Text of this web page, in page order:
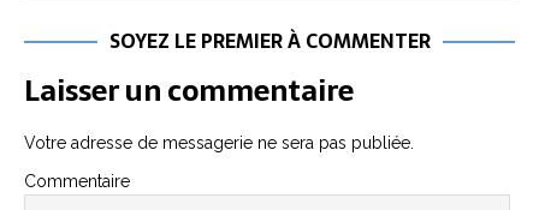
SOYEZ LE PREMIER À COMMENTER
Laisser un commentaire
Votre adresse de messagerie ne sera pas publiée.
Commentaire